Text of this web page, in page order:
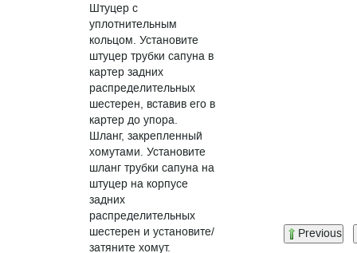
Штуцер с
уплотнительным
кольцом. Установите
штуцер трубки сапуна в
картер задних
распределительных
шестерен, вставив его в
картер до упора.
Шланг, закрепленный
хомутами. Установите
шланг трубки сапуна на
штуцер на корпусе
задних
распределительных
шестерен и установите/
затяните хомут.
Previous